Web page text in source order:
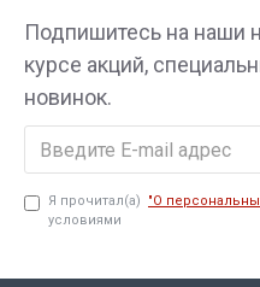
Подпишитесь на наши
курсе акций,
новинок.
Я прочитал(а) "О
условиями